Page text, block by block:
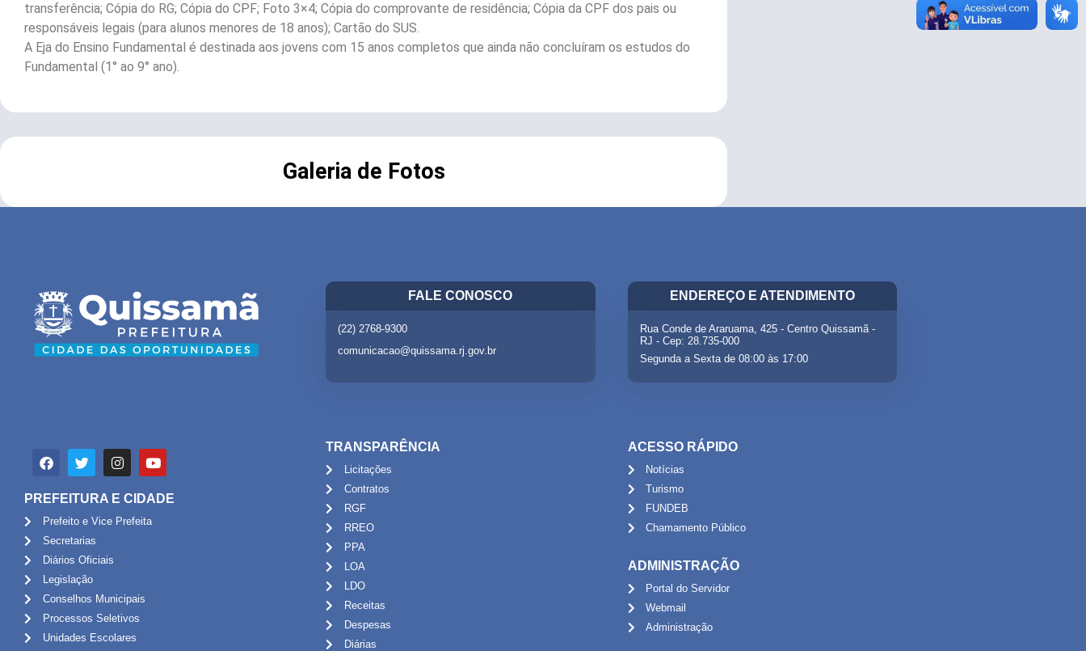
transferência; Cópia do RG; Cópia do CPF; Foto 3×4; Cópia do comprovante de residência; Cópia da CPF dos pais ou
responsáveis legais (para alunos menores de 18 anos); Cartão do SUS.
A Eja do Ensino Fundamental é destinada aos jovens com 15 anos completos que ainda não concluíram os estudos do
Fundamental (1° ao 9° ano).
Galeria de Fotos
FALE CONOSCO
(22) 2768-9300
comunicacao@quissama.rj.gov.br
ENDEREÇO E ATENDIMENTO
Rua Conde de Araruama, 425 - Centro Quissamã -
RJ - Cep: 28.735-000
Segunda a Sexta de 08:00 às 17:00
PREFEITURA E CIDADE
Prefeito e Vice Prefeita
Secretarias
Diários Oficiais
Legislação
Conselhos Municipais
Processos Seletivos
Unidades Escolares
TRANSPARÊNCIA
Licitações
Contratos
RGF
RREO
PPA
LOA
LDO
Receitas
Despesas
Diárias
ACESSO RÁPIDO
Notícias
Turismo
FUNDEB
Chamamento Público
ADMINISTRAÇÃO
Portal do Servidor
Webmail
Administração